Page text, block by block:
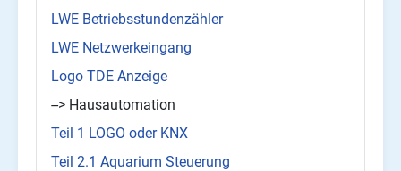
LWE Betriebsstundenzähler
LWE Netzwerkeingang
Logo TDE Anzeige
--> Hausautomation
Teil 1 LOGO oder KNX
Teil 2.1 Aquarium Steuerung